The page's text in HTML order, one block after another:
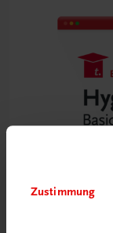
Zustimmung